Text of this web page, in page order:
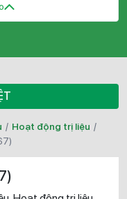
/ Hoạt động trị liệu /